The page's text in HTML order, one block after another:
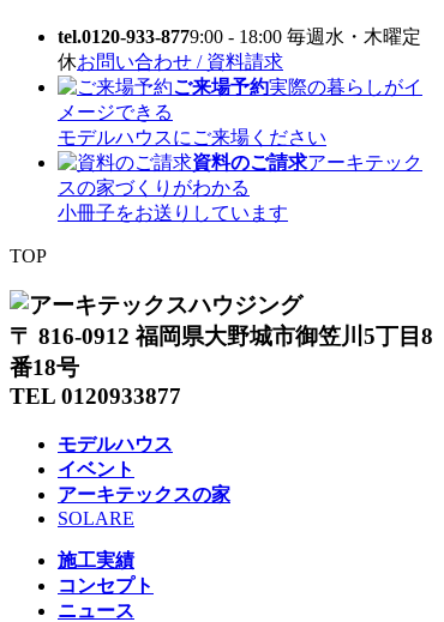
tel.0120-933-8779:00 - 18:00 毎週水・木曜定
休お問い合わせ / 資料請求
ご来場予約実際の暮らしがイ
メージできる
モデルハウスにご来場ください
資料のご請求アーキテック
スの家づくりがわかる
小冊子をお送りしています
TOP
〒 816-0912 福岡県大野城市御笠川5丁目8
番18号
TEL 0120933877
モデルハウス
イベント
アーキテックスの家
SOLARE
施工実績
コンセプト
ニュース